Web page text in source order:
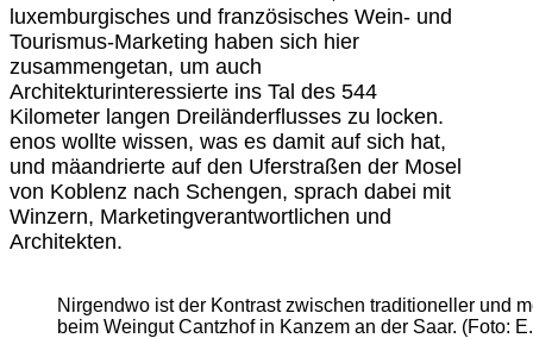
luxemburgisches und französisches Wein- und
Tourismus-Marketing haben sich hier
zusammengetan, um auch
Architekturinteressierte ins Tal des 544
Kilometer langen Dreiländerflusses zu locken.
enos wollte wissen, was es damit auf sich hat,
und mäandrierte auf den Uferstraßen der Mosel
von Koblenz nach Schengen, sprach dabei mit
Winzern, Marketingverantwortlichen und
Architekten.
Nirgendwo ist der Kontrast zwischen traditioneller und
beim Weingut Cantzhof in Kanzem an der Saar. (Foto: